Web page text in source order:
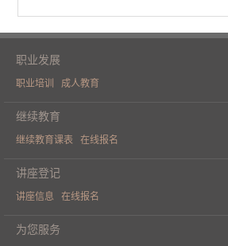
6182人次观看
民法典普法培训（三）
6135人次观看
《人工智能重构财务价值》学术论坛
职业发展
职业培训 成人教育
继续教育
继续教育课表 在线报名
讲座登记
讲座信息 在线报名
为您服务